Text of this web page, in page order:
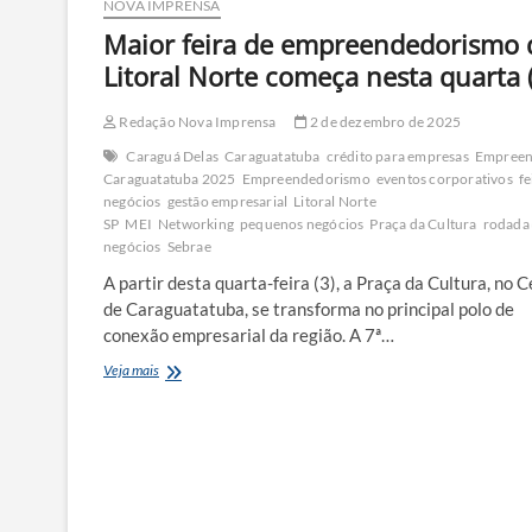
NOVA IMPRENSA
Maior feira de empreendedorismo
Litoral Norte começa nesta quarta
Redação Nova Imprensa
2 de dezembro de 2025
Caraguá Delas Caraguatatuba crédito para empresas
Caraguatatuba 2025 Empreendedorismo eventos corporativos
negócios gestão empresarial Litoral Norte
SP MEI Networking pequenos negócios Praça da Cultura rodada
negócios Sebrae
A partir desta quarta-feira (3), a Praça da Cultura, no
de Caraguatatuba, se transforma no principal polo de
conexão empresarial da região. A 7ª…
Veja maisMaior